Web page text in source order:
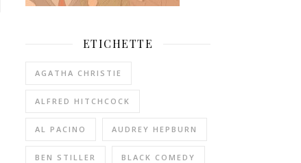
ETICHETTE
AGATHA CHRISTIE
ALFRED HITCHCOCK
AL PACINO AUDREY HEPBURN
BEN STILLER BLACK COMEDY